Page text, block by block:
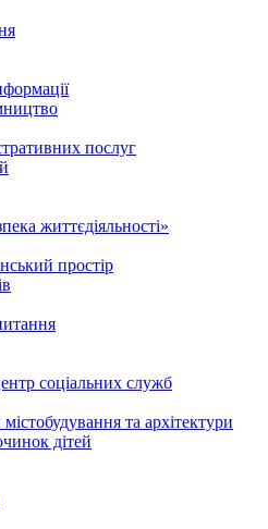
послуг
життєдіяльності»
простір
соціальних служб
та архітектури
дітей